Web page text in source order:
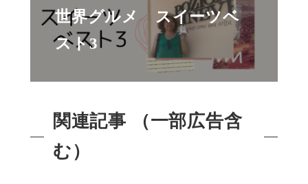
世界グルメ スイーツベ
スト3
関連記事 （一部広告含
む）